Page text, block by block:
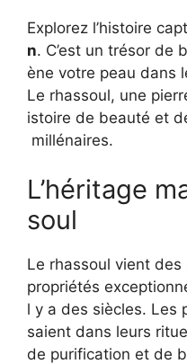
Explorez l’histoire
n. C’est un trésor de
ène votre peau dans
Le rhassoul, une
istoire de beauté et
millénaires.
L’héritage
soul
Le rhassoul vient des
propriétés
l y a des siècles. Les
saient dans leurs
de purification et de